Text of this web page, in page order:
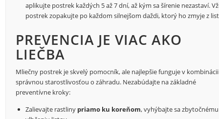
aplikujte postrek každých 5 až 7 dní, až kým sa šírenie nezastaví.
postrek zopakujte po každom silnejšom daždi, ktorý ho zmyje z
PREVENCIA JE VIAC AKO
LIEČBA
Mliečny postrek je skvelý pomocník, ale najlepšie funguje v
správnou starostlivosťou o záhradu. Nezabúdajte na základné
preventívne kroky:
Zalievajte rastliny priamo ku koreňom, vyhýbajte sa zbytočnému